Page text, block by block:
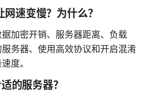
速变慢？为什么？
加密开销、服务器距离、负载
务器、使用高效协议和开启混淆
度。
的服务器？